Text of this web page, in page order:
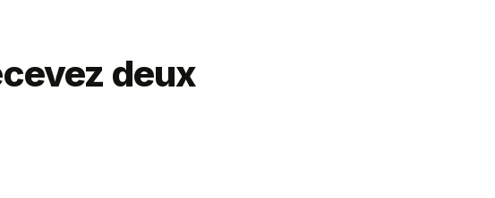
deux